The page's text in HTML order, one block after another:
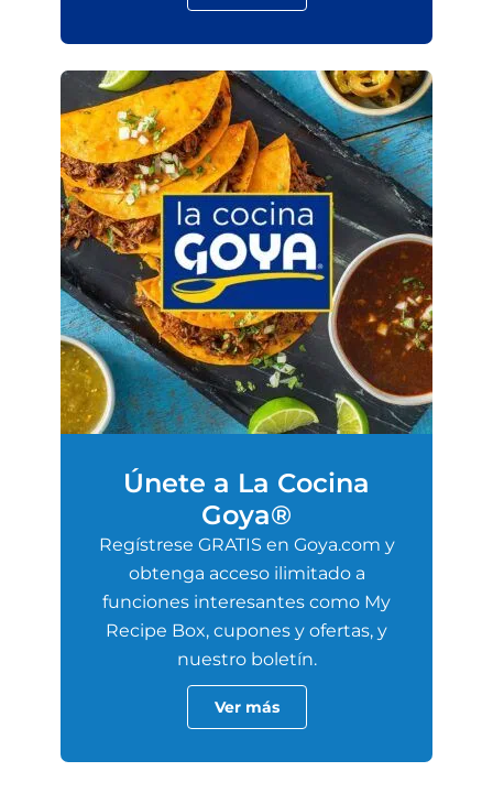
Únete a La Cocina
Goya®
Regístrese GRATIS en Goya.com y
obtenga acceso ilimitado a
funciones interesantes como My
Recipe Box, cupones y ofertas, y
nuestro boletín.
Ver más